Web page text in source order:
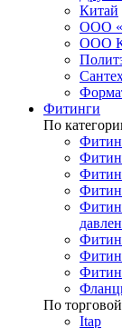
Китай
ООО
ООО
Фитинги
По
По
Itap